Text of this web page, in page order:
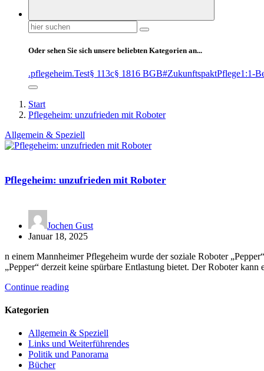
Suchen
nach:
Oder sehen Sie sich unsere beliebten Kategorien an...
.pflegeheim.Test§ 113c§ 1816 BGB#ZukunftspaktPflege1:1-
Start
Pflegeheim: unzufrieden mit Roboter
Allgemein & Speziell
Pflegeheim: unzufrieden mit Roboter
Jochen Gust
Januar 18, 2025
n einem Mannheimer Pflegeheim wurde der soziale Roboter
„Pepper“ derzeit keine spürbare Entlastung bietet. Der Roboter
Continue reading
Kategorien
Allgemein & Speziell
Links und Weiterführendes
Politik und Panorama
Bücher